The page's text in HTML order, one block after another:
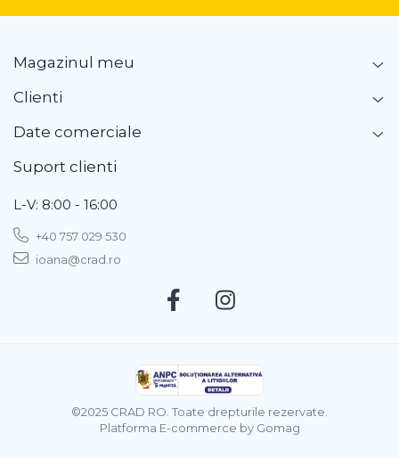
Magazinul meu
Clienti
Date comerciale
Suport clienti
L-V: 8:00 - 16:00
+40 757 029 530
ioana@crad.ro
©2025 CRAD RO. Toate drepturile rezervate.
Platforma E-commerce by Gomag